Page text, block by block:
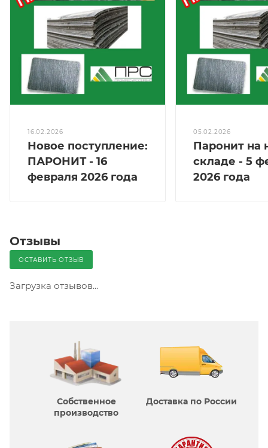
16.02.2026
Новое поступление:
ПАРОНИТ - 16
февраля 2026 года
05.02.2026
Паронит на
складе - 5
2026 года
Отзывы
ОСТАВИТЬ ОТЗЫВ
Загрузка отзывов...
Собственное
производcтво
Доставка по России